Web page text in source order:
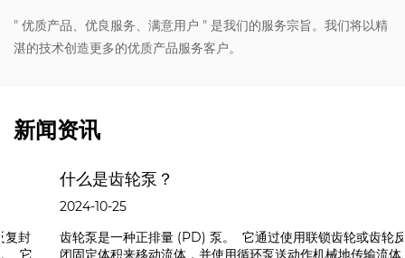
" 优质产品、优良服务、满意用户 " 是我们的服务宗旨。我们将以精
湛的技术创造更多的优质产品服务客户。
新闻资讯
什么是齿轮泵？
2024-10-25
齿轮泵是一种正排量 (PD) 泵。 它通过使用联锁齿轮或齿轮反复封
闭固定体积来移动流体，并使用循环泵送动作机械地传输流体。 它